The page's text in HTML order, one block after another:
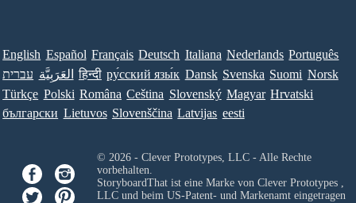
English Español Français Deutsch Italiana Nederlands Português
עברית العَرَبِيَّة हिन्दी ру́сский язы́к Dansk Svenska Suomi Norsk
Türkçe Polski Româna Ceština Slovenský Magyar Hrvatski
български Lietuvos Slovenščina Latvijas eesti
© 2026 - Clever Prototypes, LLC - Alle Rechte
vorbehalten.
StoryboardThat ist eine Marke von Clever Prototypes ,
LLCund beim US-Patent- und Markenamt eingetragen